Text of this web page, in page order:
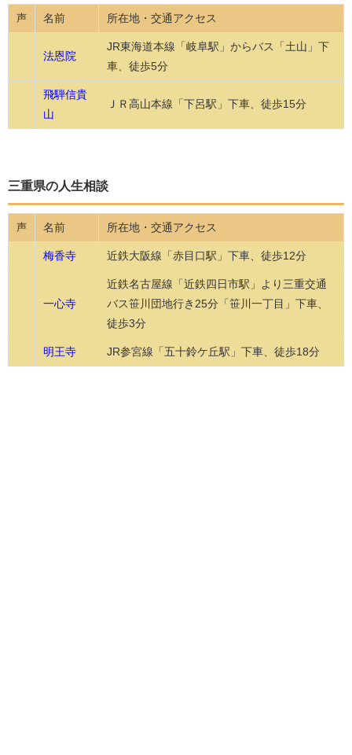
声 名前 所在地・交通アクセス
法恩院
JR東海道本線「岐阜駅」からバス「土山」下
車、徒歩5分
飛騨信貴
山
ＪＲ高山本線「下呂駅」下車、徒歩15分
三重県の人生相談
声 名前 所在地・交通アクセス
梅香寺 近鉄大阪線「赤目口駅」下車、徒歩12分
一心寺
近鉄名古屋線「近鉄四日市駅」より三重交通
バス笹川団地行き25分「笹川一丁目」下車、
徒歩3分
明王寺 JR参宮線「五十鈴ケ丘駅」下車、徒歩18分